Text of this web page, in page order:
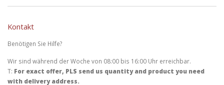
Kontakt
Benötigen Sie Hilfe?
Wir sind während der Woche von 08:00 bis 16:00 Uhr erreichbar.
T: For exact offer, PLS send us quantity and product you need
with delivery address.